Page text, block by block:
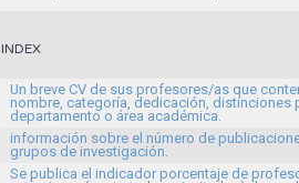
INDEX
Un breve CV de sus profesores/as que
nombre, categoría, dedicación, distinciones
departamento o área académica.
información sobre el número de
grupos de investigación.
Se publica el indicador porcentaje de